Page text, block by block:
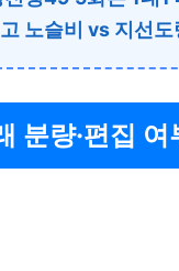
노슬비 vs 지선
분량·편집